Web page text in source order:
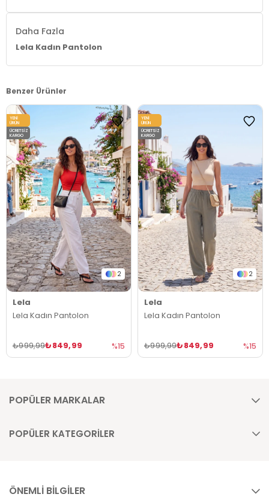
Daha Fazla
Lela Kadın Pantolon
Benzer Ürünler
2
Lela
Lela Kadın Pantolon
₺849,99
₺999,99 %15
YENI
ÜRÜN
ÜCRETSIZ
KARGO
2
Lela
Lela Kadın Pantolon
₺849,99
₺999,99 %15
YENI
ÜRÜN
ÜCRETSIZ
KARGO
POPÜLER MARKALAR
POPÜLER KATEGORİLER
ÖNEMLİ BİLGİLER